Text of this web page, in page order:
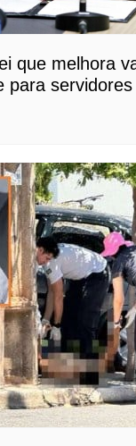
que melhora
para servidores